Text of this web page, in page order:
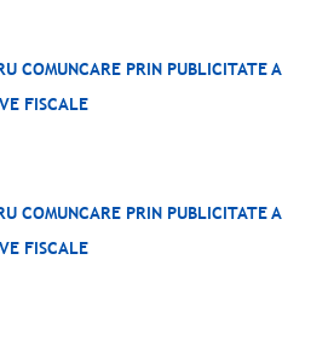
COMUNCARE PRIN PUBLICITATE A
FISCALE
COMUNCARE PRIN PUBLICITATE A
FISCALE